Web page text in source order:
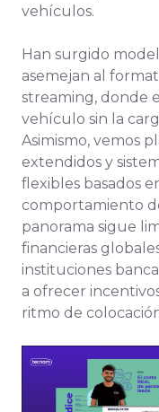
vehículos.
Han surgido
asemejan al
streaming, donde
vehículo sin la
Asimismo, vemos
extendidos y
flexibles basados
comportamiento
panorama sigue
financieras
instituciones
a ofrecer
ritmo de